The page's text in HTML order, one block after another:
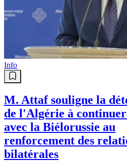
Info
M. Attaf souligne la
de l'Algérie à
avec la Biélorussie au
renforcement des
bilatérales